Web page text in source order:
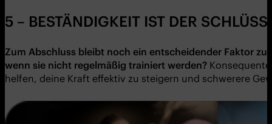
5 – BESTÄNDIGKEIT IST DER
Zum Abschluss bleibt noch ein entscheidender Faktor
wenn sie nicht regelmäßig trainiert werden?
helfen, deine Kraft effektiv zu steigern und schwerere